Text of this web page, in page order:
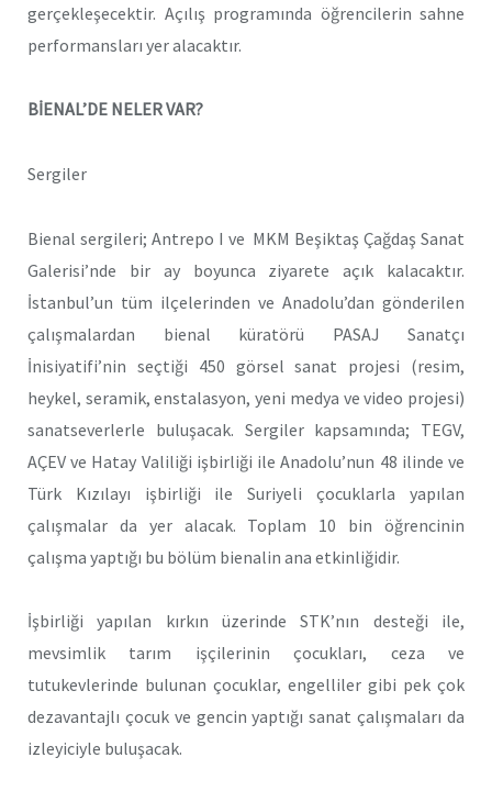
gerçekleşecektir. Açılış programında öğrencilerin sahne
performansları yer alacaktır.
BİENAL’DE NELER VAR?
Sergiler
Bienal sergileri; Antrepo I ve MKM Beşiktaş Çağdaş Sanat
Galerisi’nde bir ay boyunca ziyarete açık kalacaktır.
İstanbul’un tüm ilçelerinden ve Anadolu’dan gönderilen
çalışmalardan bienal küratörü PASAJ Sanatçı
İnisiyatifi’nin seçtiği 450 görsel sanat projesi (resim,
heykel, seramik, enstalasyon, yeni medya ve video projesi)
sanatseverlerle buluşacak. Sergiler kapsamında; TEGV,
AÇEV ve Hatay Valiliği işbirliği ile Anadolu’nun 48 ilinde ve
Türk Kızılayı işbirliği ile Suriyeli çocuklarla yapılan
çalışmalar da yer alacak. Toplam 10 bin öğrencinin
çalışma yaptığı bu bölüm bienalin ana etkinliğidir.
İşbirliği yapılan kırkın üzerinde STK’nın desteği ile,
mevsimlik tarım işçilerinin çocukları, ceza ve
tutukevlerinde bulunan çocuklar, engelliler gibi pek çok
dezavantajlı çocuk ve gencin yaptığı sanat çalışmaları da
izleyiciyle buluşacak.